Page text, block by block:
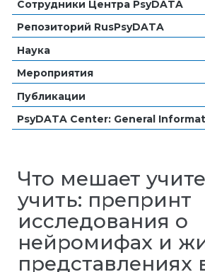
Сотрудники Центра PsyDATA
Репозиторий RusPsyDATA
Наука
Мероприятия
Публикации
PsyDATA Center: General
Что мешает
учить: препринт
исследования о
нейромифах и
представлениях